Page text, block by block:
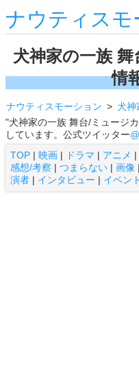
ナウティスモ
犬神家の一族
情
ナウティスモーション 犬神
"犬神家の一族 舞台/ミュージ
しています。公式ツイッター
TOP | 映画 | ドラマ | アニメ |
感想/考察 | つまらない | 画像 |
演者 | インタビュー | イベント